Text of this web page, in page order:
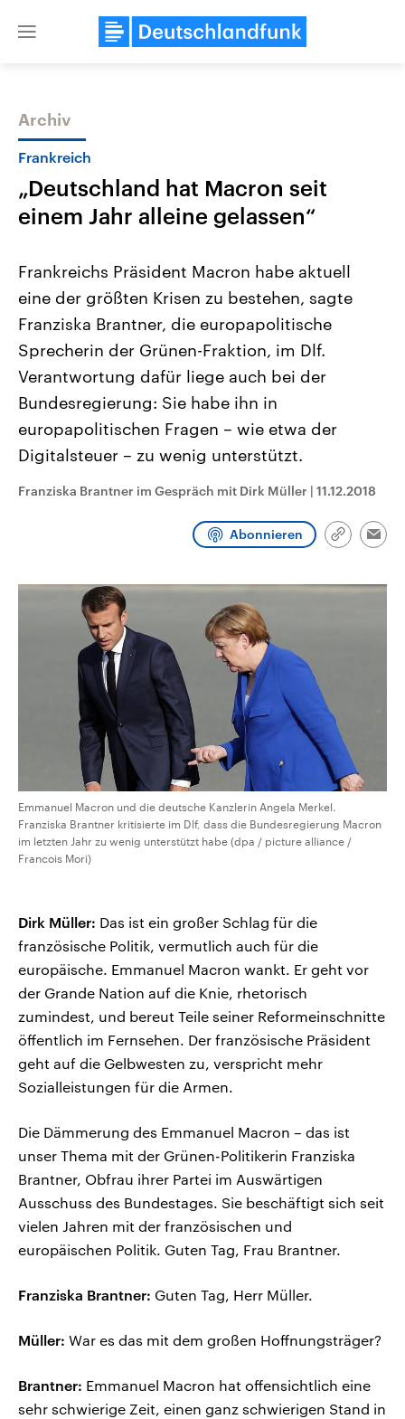
Close
Themen
Landtagswahl Sachsen-Anhalt
2026
Alle Informationen
Sachsen-Anhalt wählt am 6.
September 2026 einen neuen
Landtag. Seit 2021 wird das
Bundesland von einer Koalition aus
CDU, SPD und FDP regiert.-
Umfragen, Prognosen,
Wahlprogramme, aktuelle Berichte
und Hintergründe zu den Parteien
Wahl.
Aktuelle Beiträge,
Hintergründe
Wirtschaftlich und
gehören die Vereinigten
den mächtigsten Ländern
mit großem Einfluss auf
Sendungen Programm Podcasts
Archiv
Frankreich
„Deutschland hat Macron seit
einem Jahr alleine gelassen“
Frankreichs Präsident Macron habe aktuell
eine der größten Krisen zu bestehen, sagte
Franziska Brantner, die europapolitische
Sprecherin der Grünen-Fraktion, im Dlf.
Verantwortung dafür liege auch bei der
Bundesregierung: Sie habe ihn in
europapolitischen Fragen – wie etwa der
Digitalsteuer – zu wenig unterstützt.
Franziska Brantner im Gespräch mit Dirk Müller | 11.12.2018
Abonnieren
Link
Emmanuel Macron und die deutsche Kanzlerin Angela Merkel.
Franziska Brantner kritisierte im Dlf, dass die Bundesregierung Macron
im letzten Jahr zu wenig unterstützt habe (dpa / picture alliance /
Francois Mori)
Dirk Müller: Das ist ein großer Schlag für die
französische Politik, vermutlich auch für die
europäische. Emmanuel Macron wankt. Er geht vor
der Grande Nation auf die Knie, rhetorisch
zumindest, und bereut Teile seiner Reformeinschnitte
öffentlich im Fernsehen. Der französische Präsident
geht auf die Gelbwesten zu, verspricht mehr
Sozialleistungen für die Armen.
Die Dämmerung des Emmanuel Macron – das ist
unser Thema mit der Grünen-Politikerin Franziska
Brantner, Obfrau ihrer Partei im Auswärtigen
Ausschuss des Bundestages. Sie beschäftigt sich seit
vielen Jahren mit der französischen und
europäischen Politik. Guten Tag, Frau Brantner.
Franziska Brantner: Guten Tag, Herr Müller.
Müller: War es das mit dem großen Hoffnungsträger?
Brantner: Emmanuel Macron hat offensichtlich eine
sehr schwierige Zeit, einen ganz schwierigen Stand in